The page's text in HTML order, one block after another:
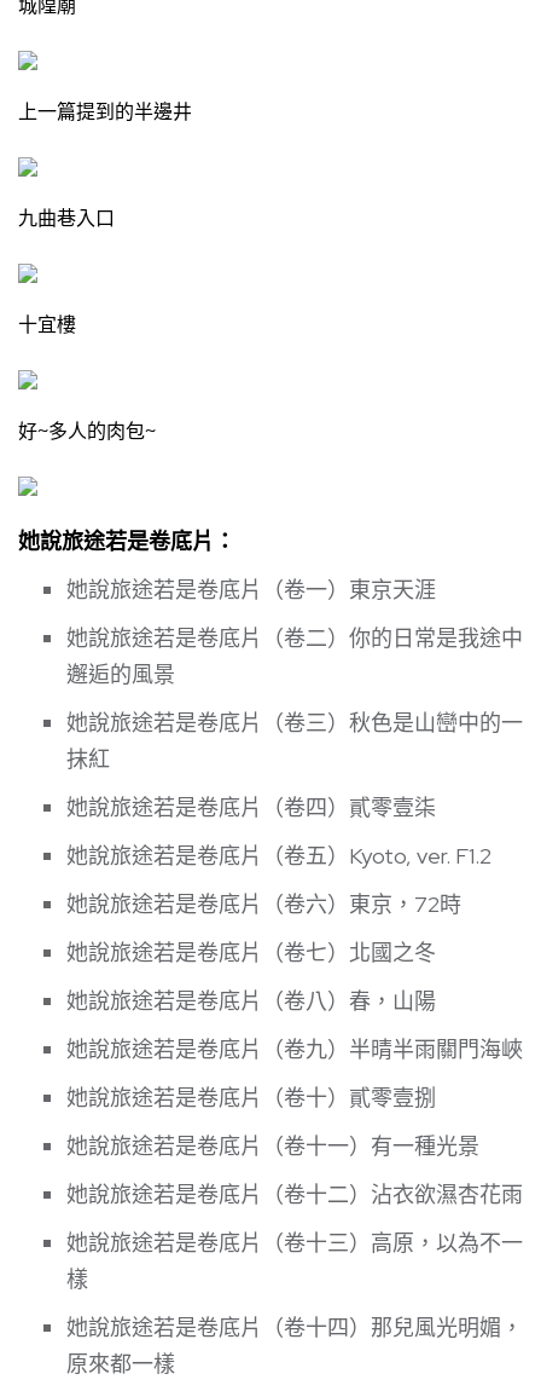
城隍廟
上一篇提到的半邊井
九曲巷入口
十宜樓
好~多人的肉包~
她說旅途若是卷底片：
她說旅途若是卷底片（卷一）東京天涯
她說旅途若是卷底片（卷二）你的日常是我途中
邂逅的風景
她說旅途若是卷底片（卷三）秋色是山巒中的一
抹紅
她說旅途若是卷底片（卷四）貳零壹柒
她說旅途若是卷底片（卷五）Kyoto, ver. F1.2
她說旅途若是卷底片（卷六）東京，72時
她說旅途若是卷底片（卷七）北國之冬
她說旅途若是卷底片（卷八）春，山陽
她說旅途若是卷底片（卷九）半晴半雨關門海峽
她說旅途若是卷底片（卷十）貳零壹捌
她說旅途若是卷底片（卷十一）有一種光景
她說旅途若是卷底片（卷十二）沾衣欲濕杏花雨
她說旅途若是卷底片（卷十三）高原，以為不一
樣
她說旅途若是卷底片（卷十四）那兒風光明媚，
原來都一樣